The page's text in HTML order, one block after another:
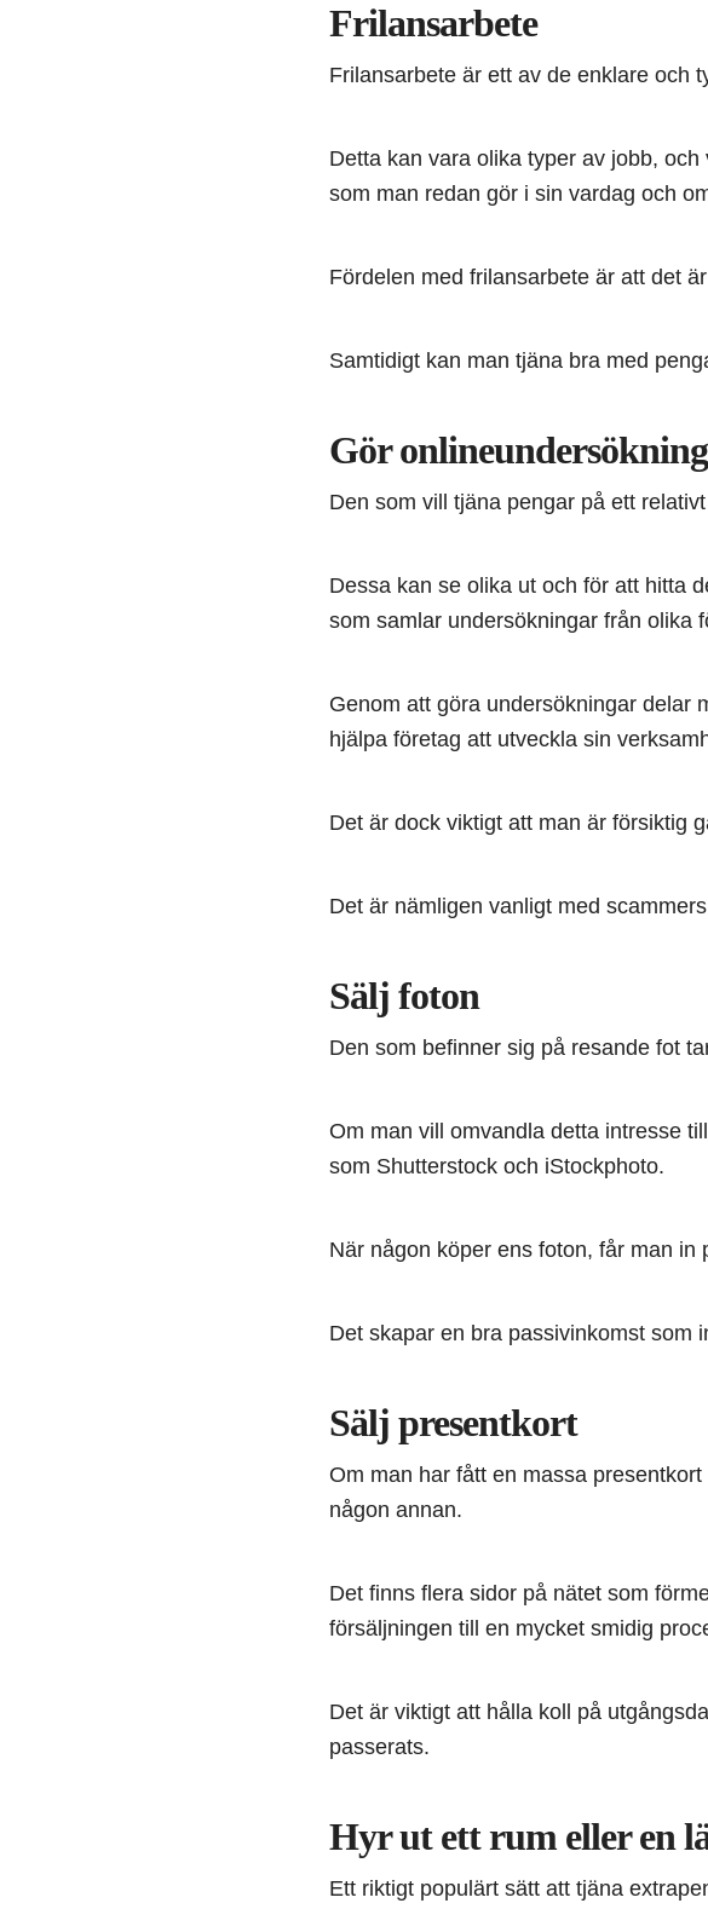
Frilansarbete
Frilansarbete är ett av de enklare och
Detta kan vara olika typer av jobb,
som man redan gör i sin vardag och
Fördelen med frilansarbete är att det
Samtidigt kan man tjäna bra med
Gör
Den som vill tjäna pengar på ett
Dessa kan se olika ut och för att hitta
som samlar undersökningar från olika
Genom att göra undersökningar delar
hjälpa företag att utveckla sin
Det är dock viktigt att man är försiktig
Det är nämligen vanligt med
Sälj foton
Den som befinner sig på resande fot
Om man vill omvandla detta intresse
som Shutterstock och iStockphoto.
När någon köper ens foton, får man in
Det skapar en bra passivinkomst som
Sälj presentkort
Om man har fått en massa
någon annan.
Det finns flera sidor på nätet som
försäljningen till en mycket smidig
Det är viktigt att hålla koll på
passerats.
Hyr ut ett rum eller en
Ett riktigt populärt sätt att tjäna